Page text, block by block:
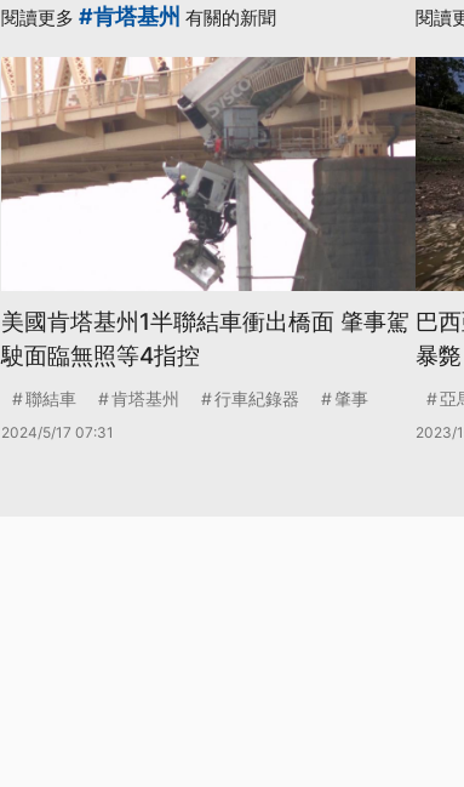
閱讀更多 #肯塔基州 有關的新聞
美國肯塔基州1半聯結車衝出橋面 肇事駕
駛面臨無照等4指控
聯結車 肯塔基州 行車紀錄器 肇事
2024/5/17 07:31
閱讀
巴
暴斃
亞
2023/